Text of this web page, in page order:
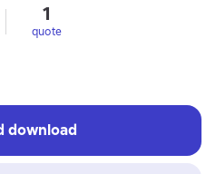
1
quote
download